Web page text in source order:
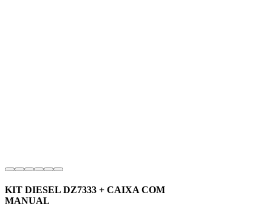
KIT DIESEL DZ7333 + CAIXA COM
MANUAL